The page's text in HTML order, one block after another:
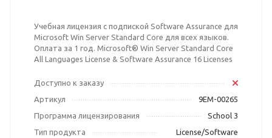
Учебная лицензия с подпиской Software Assurance для
Microsoft Win Server Standard Core для всех языков.
Оплата за 1 год. Microsoft® Win Server Standard Core
All Languages License & Software Assurance 16 Licenses
Доступно к заказу
Артикул
9EM-00265
Программа лицензирования
School 3
Тип продукта
License/Software